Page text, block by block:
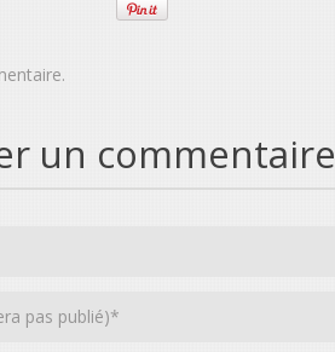
un commentaire